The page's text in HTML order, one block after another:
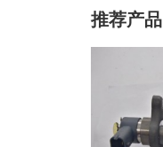
推荐产品